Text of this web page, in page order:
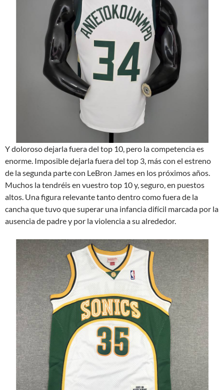
Y doloroso dejarla fuera del top 10, pero la competencia es
enorme. Imposible dejarla fuera del top 3, más con el estreno
de la segunda parte con LeBron James en los próximos años.
Muchos la tendréis en vuestro top 10 y, seguro, en puestos
altos. Una figura relevante tanto dentro como fuera de la
cancha que tuvo que superar una infancia difícil marcada por la
ausencia de padre y por la violencia a su alrededor.